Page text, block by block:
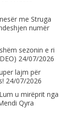
me Struga
numër
sezonin e ri
24/07/2026
lajm për
24/07/2026
u mirëprit nga
Qyra